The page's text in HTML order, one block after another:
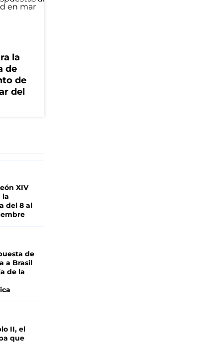
la
de
de
del
XIV
la
del 8 al
de
a Brasil
de la
II, el
que